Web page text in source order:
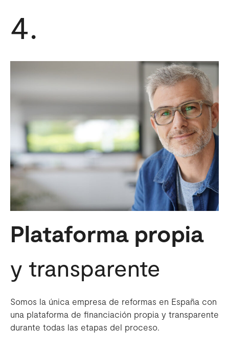
4.
Plataforma propia
y transparente
Somos la única empresa de reformas en España con
una plataforma de financiación propia y transparente
durante todas las etapas del proceso.